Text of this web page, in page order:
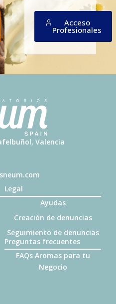
Acceso
Profesionales
Valencia
Legal
Ayudas
Creación de denuncias
Seguimiento de denuncias
Preguntas frecuentes
FAQs Aromas para tu
Negocio